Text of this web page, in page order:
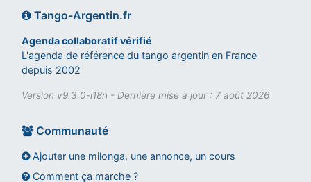
Tango-Argentin.fr
Agenda collaboratif vérifié
L'agenda de référence du tango argentin en France
depuis 2002
Version v9.3.0-i18n - Dernière mise à jour : 7 août 2026
Communauté
Ajouter une milonga, une annonce, un cours
Comment ça marche ?